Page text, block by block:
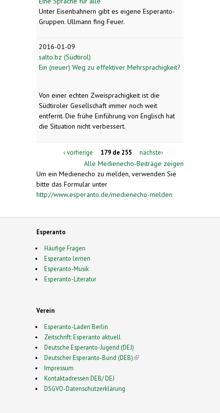
Unter Eisenbahnern gibt es eigene Esperanto-
Gruppen. Ullmann fing Feuer.
2016-01-09
salto.bz (Südtirol)
Ein (neuer) Weg zu effektiver Mehrsprachigkeit?
Von einer echten Zweisprachigkeit ist die
Südtiroler Gesellschaft immer noch weit
entfernt. Die frühe Einführung von Englisch hat
die Situation nicht verbessert.
‹ vorherige 179 de 255 nächste›
Alle Medienecho-Beiträge zeigen
Um ein Medienecho zu melden, verwenden Sie
bitte das Formular unter
http://www.esperanto.de/medienecho-melden
Esperanto
Häufige Fragen
Esperanto lernen
Esperanto-Musik
Esperanto-Literatur
Verein
Esperanto-Laden Berlin
Zeitschrift: Esperanto aktuell
Deutsche Esperanto-Jugend (DEJ)
Deutscher Esperanto-Bund (DEB)(link is external)
Impressum
Kontaktadressen DEB/ DEJ
DSGVO-Datenschutzerklärung